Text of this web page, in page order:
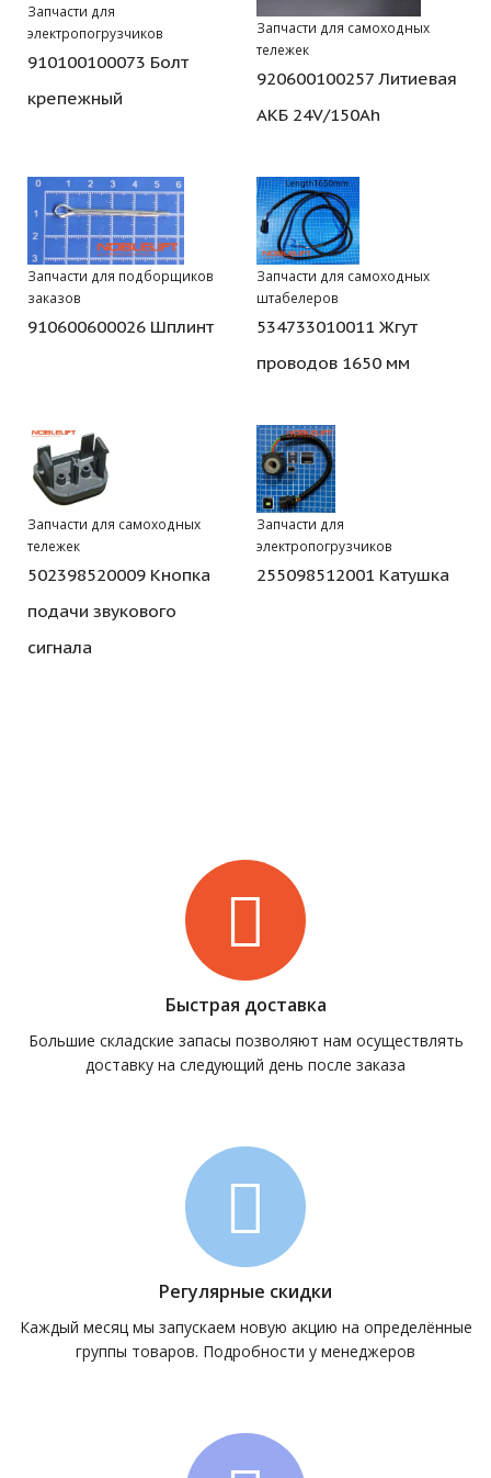
Запчасти для
электропогрузчиков
910100100073 Болт
крепежный
Запчасти для самоходных
тележек
920600100257 Литиевая
АКБ 24V/150Ah
Запчасти для подборщиков
заказов
910600600026 Шплинт
Запчасти для самоходных
штабелеров
534733010011 Жгут
проводов 1650 мм
Запчасти для самоходных
тележек
502398520009 Кнопка
подачи звукового
сигнала
Запчасти для
электропогрузчиков
255098512001 Катушка
Быстрая доставка
Большие складские запасы позволяют нам осуществлять
доставку на следующий день после заказа
Регулярные скидки
Каждый месяц мы запускаем новую акцию на определённые
группы товаров. Подробности у менеджеров